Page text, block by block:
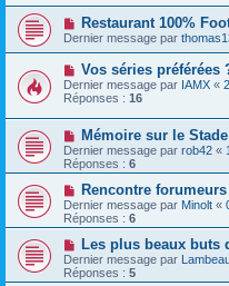
Restaurant 100%
Dernier message par
Vos séries préférées
Dernier message par IAMX «
Réponses : 16
Mémoire sur le
Dernier message par rob42 «
Réponses : 6
Rencontre
Dernier message par Minolt «
Réponses : 6
Les plus beaux buts
Dernier message par
Réponses : 5